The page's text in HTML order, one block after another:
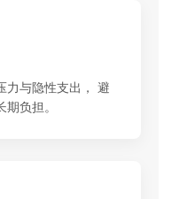
力与隐性支出， 避
负担。